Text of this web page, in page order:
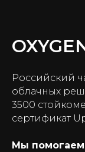
Российский
облачных
3500
сертификат
Мы помогаем